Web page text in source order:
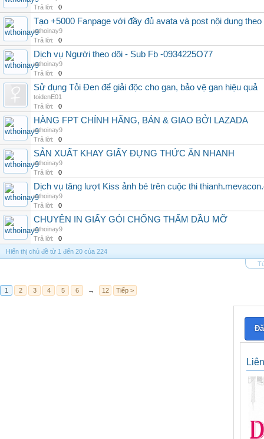
Trả lời:
0
Tạo +5000 Fanpage với đầy đủ avata và post nội dung
wthoinay9
Trả lời:
0
Dịch vụ Người theo dõi - Sub Fb -0934225O77
wthoinay9
Trả lời:
0
Sử dụng Tỏi Đen để giải độc cho gan, bảo vệ gan hiệu quả
toidenE01
Trả lời:
0
HÀNG FPT CHÍNH HÃNG, BÁN & GIAO BỞI LAZADA
wthoinay9
Trả lời:
0
SẢN XUẤT KHAY GIẤY ĐỰNG THỨC ĂN NHANH
wthoinay9
Trả lời:
0
Dịch vụ tăng lượt Kiss ảnh bé trên cuộc thi
wthoinay9
Trả lời:
0
CHUYÊN IN GIẤY GÓI CHỐNG THẤM DẦU MỠ
wthoinay9
Trả lời:
0
Hiển thị chủ đề từ 1 đến 20 của 224
1 2 3 4 5 6 → 12 Tiếp >